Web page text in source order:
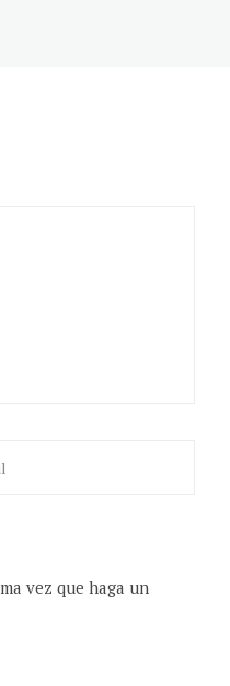
vez que haga un